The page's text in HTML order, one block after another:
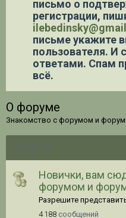
письмо о
регистрации,
письме укажите
пользователя. И
ответами. Спам
всё.
О форуме
Знакомство с форумом и
РАЗДЕЛЫ
Новички, вам
форумом и
Разрешите
4 188 сообщений